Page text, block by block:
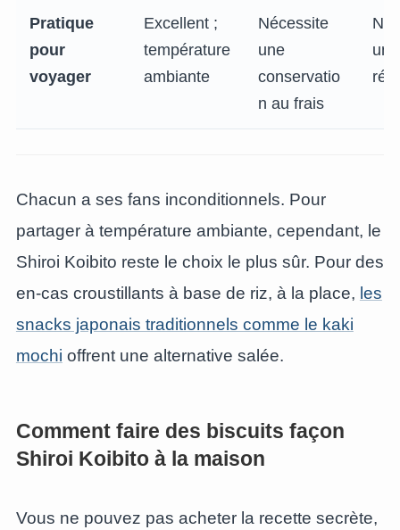
Pratique
pour
voyager
Excellent ;
température
ambiante
Nécessite
une
conservatio
n au frais
une
Chacun a ses fans inconditionnels. Pour
partager à température ambiante, cependant, le
Shiroi Koibito reste le choix le plus sûr. Pour des
en-cas croustillants à base de riz, à la place, les
snacks japonais traditionnels comme le kaki
mochi offrent une alternative salée.
Comment faire des biscuits façon
Shiroi Koibito à la maison
Vous ne pouvez pas acheter la recette secrète,